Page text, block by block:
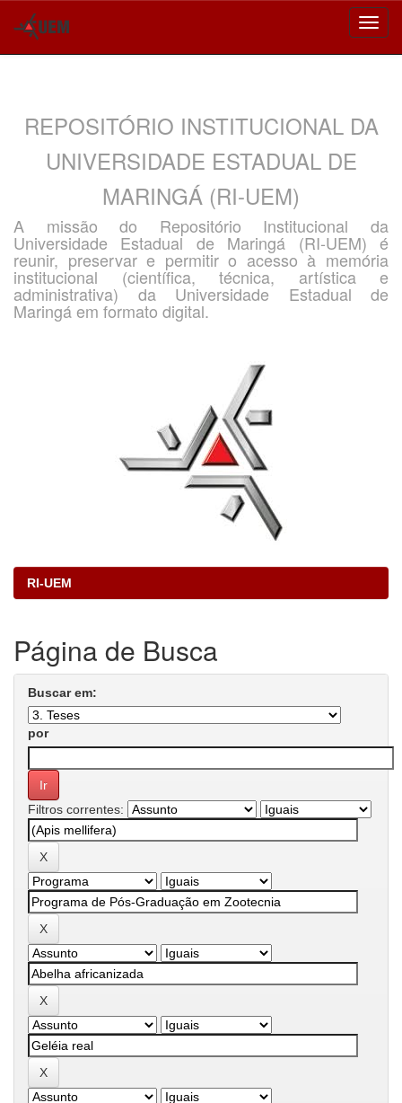
REPOSITÓRIO INSTITUCIONAL DA
UNIVERSIDADE ESTADUAL DE
MARINGÁ (RI-UEM)
A missão do Repositório Institucional da
Universidade Estadual de Maringá (RI-UEM) é
reunir, preservar e permitir o acesso à memória
institucional (científica, técnica, artística e
administrativa) da Universidade Estadual de
Maringá em formato digital.
RI-UEM
Página de Busca
Buscar em:
por
Filtros correntes: